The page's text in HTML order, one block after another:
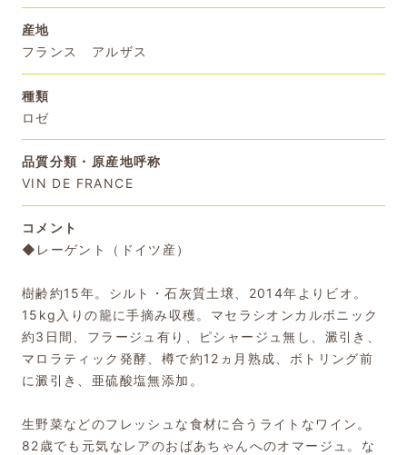
産地
フランス アルザス
種類
ロゼ
品質分類・原産地呼称
VIN DE FRANCE
コメント
◆レーゲント（ドイツ産）
樹齢約15年。シルト・石灰質土壌、2014年よりビオ。
15kg入りの籠に手摘み収穫。マセラシオンカルボニック
約3日間、フラージュ有り、ピシャージュ無し、澱引き、
マロラティック発酵、樽で約12ヵ月熟成、ボトリング前
に澱引き、亜硫酸塩無添加。
生野菜などのフレッシュな食材に合うライトなワイン。
82歳でも元気なレアのおばあちゃんへのオマージュ。な